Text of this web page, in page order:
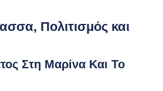
Πολιτισμός και
Στη Μαρίνα Και Το